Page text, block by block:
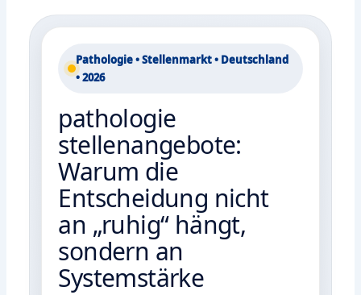
Pathologie • Stellenmarkt • Deutschland
• 2026
pathologie
stellenangebote:
Warum die
Entscheidung nicht
an „ruhig“ hängt,
sondern an
Systemstärke